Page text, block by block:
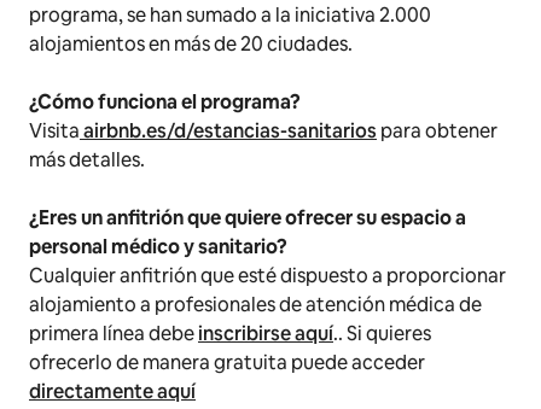
programa, se han sumado a la iniciativa 2.000
alojamientos en más de 20 ciudades.
¿Cómo funciona el programa?
Visitaairbnb.es/d/estancias-sanitarios para obtener
más detalles.
¿Eres un anfitrión que quiere ofrecer su espacio a
personal médico y sanitario?
Cualquier anfitrión que esté dispuesto a proporcionar
alojamiento a profesionales de atención médica de
primera línea debeinscribirse aquí.. Si quieres
ofrecerlo de manera gratuita puede acceder
directamente aquí